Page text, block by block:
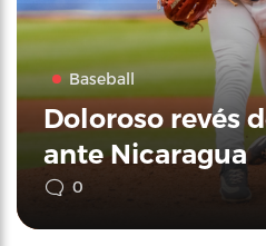
Baseball
Doloroso revés
ante Nicaragua
0